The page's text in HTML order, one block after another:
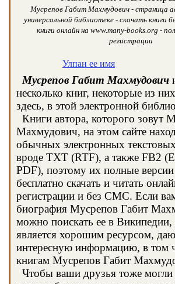
Мусрепов Габит Махмудович - страница
универсальной библиотеке - скачать книги
книги онлайн на www.many-books.org -
регистрации
Улпан ее имя
Мусрепов Габит Махмудович
несколько книг, некоторые из
здесь, в этой электронной
Книги автора, которого зовут
Махмудович, на этом сайте
обычных электронных
вроде TXT (RTF), а также FB2
PDF), поэтому их полные
бесплатно скачать и читать
регистрации и без СМС. Если
биография Мусрепов Габит
можно поискать ее в Википедии,
является хорошим ресурсом,
интересную информацию, в том
книгам Мусрепов Габит
Чтобы ваши друзья тоже